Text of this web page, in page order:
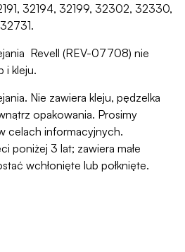
32194, 32199, 32302, 32330,
Revell (REV-07708) nie
i kleju.
Nie zawiera kleju, pędzelka
opakowania. Prosimy
celach informacyjnych.
poniżej 3 lat; zawiera małe
wchłonięte lub połknięte.